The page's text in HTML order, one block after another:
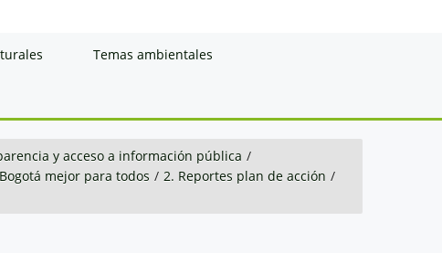
Temas ambientales
y acceso a información pública /
Bogotá mejor para todos / 2. Reportes plan de acción /